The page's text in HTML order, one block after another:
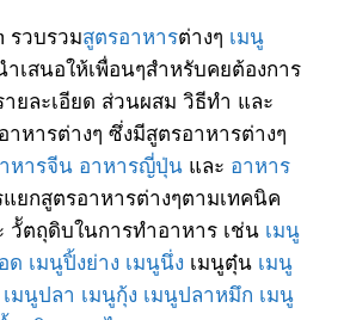
รวบรวมสูตรอาหารต่างๆ เมนู
ำเสนอให้เพื่อนๆสำหรับคยต้องการ
ยละเอียด ส่วนผสม วิธีทำ และ
าหารต่างๆ ซึ่งมีสูตรอาหารต่างๆ
หารจีน อาหารญี่ปุ่นและ อาหาร
ยกสูตรอาหารต่างๆตามเทคนิค
วััตถุดิบในการทำอาหาร เช่น เมนู
ด เมนูปิ้งย่าง เมนูนึ่ง เมนูตุ๋น เมนู
เมนูปลา เมนูกุ้ง เมนูปลาหมึก เมนู